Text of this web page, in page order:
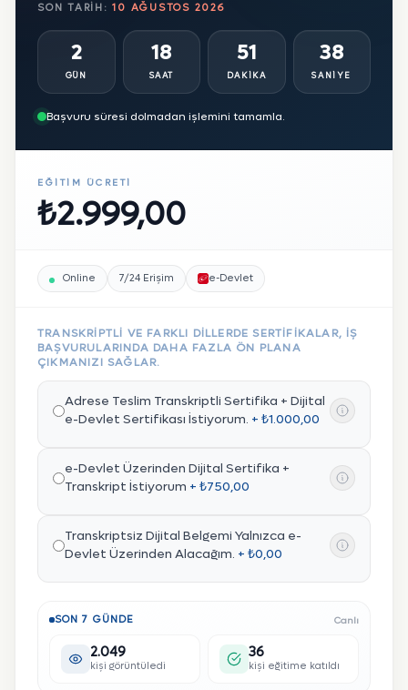
SON TARIH:10 AĞUSTOS 2026
2
GÜN
18
SAAT
51
DAKIKA
35
SANIYE
Başvuru süresi dolmadan işlemini tamamla.
EĞITIM ÜCRETI
₺2.999,00
Online 7/24 Erişim e-Devlet
TRANSKRIPTLI VE FARKLI DILLERDE SERTIFIKALAR, IŞ
BAŞVURULARINDA DAHA FAZLA ÖN PLANA
ÇIKMANIZI SAĞLAR.
Adrese Teslim Transkriptli Sertifika + Dijital
e-Devlet Sertifikası İstiyorum. + ₺1.000,00
e-Devlet Üzerinden Dijital Sertifika +
Transkript İstiyorum + ₺750,00
Transkriptsiz Dijital Belgemi Yalnızca e-
Devlet Üzerinden Alacağım. + ₺0,00
SON 7 GÜNDE Canlı
2.049
kişi görüntüledi
36
kişi eğitime katıldı